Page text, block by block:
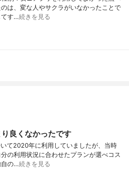
は、変な人やサクラがいなかったことで
てす…続きを見る
良くなかったです
て2020年に利用していましたが、当時
の利用状況に合わせたプランが選べコス
自の…続きを見る